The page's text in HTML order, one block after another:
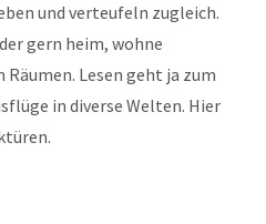
und verteufeln zugleich.
gern heim, wohne
Lesen geht ja zum
in diverse Welten. Hier